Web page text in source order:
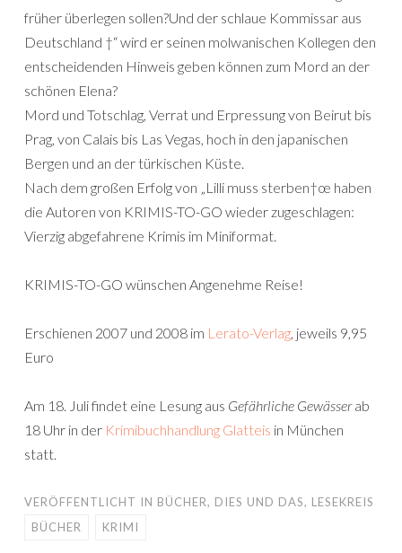
früher überlegen sollen?Und der schlaue Kommissar aus
Deutschland †“ wird er seinen molwanischen Kollegen den
entscheidenden Hinweis geben können zum Mord an der
schönen Elena?
Mord und Totschlag, Verrat und Erpressung von Beirut bis
Prag, von Calais bis Las Vegas, hoch in den japanischen
Bergen und an der türkischen Küste.
Nach dem großen Erfolg von „Lilli muss sterben†œ haben
die Autoren von KRIMIS-TO-GO wieder zugeschlagen:
Vierzig abgefahrene Krimis im Miniformat.
KRIMIS-TO-GO wünschen Angenehme Reise!
Erschienen 2007 und 2008 im Lerato-Verlag, jeweils 9,95
Euro
Am 18. Juli findet eine Lesung aus Gefährliche Gewässerab
18 Uhr in der Krimibuchhandlung Glatteis in München
statt.
VERÖFFENTLICHT IN BÜCHER, DIES UND DAS, LESEKREIS
BÜCHER
KRIMI